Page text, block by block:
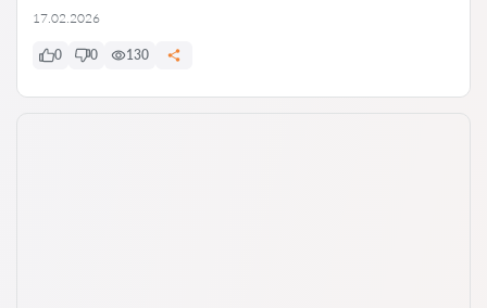
17.02.2026
0 0 130